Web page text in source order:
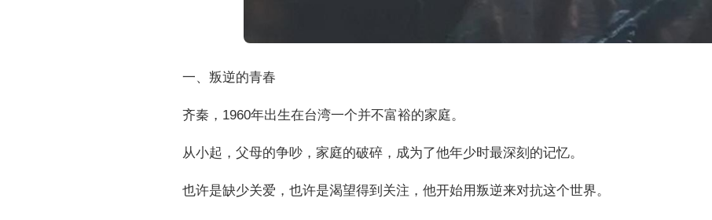
一、叛逆的青春
齐秦，1960年出生在台湾一个并不富裕的家庭。
从小起，父母的争吵，家庭的破碎，成为了他年少时最深刻的记忆。
也许是缺少关爱，也许是渴望得到关注，他开始用叛逆来对抗这个世界。